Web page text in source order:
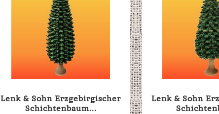
Lenk & Sohn Erzgebirgischer
Schichtenbaum...
Lenk & Sohn